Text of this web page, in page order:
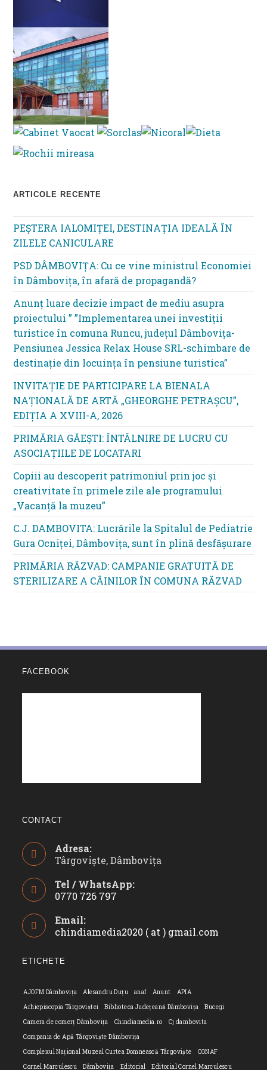
ARTICOLE RECENTE
PEȘTERA IALOMIȚEI, DESTINAȚIA IDEALĂ ÎN
ZILELE CANICULARE
PSD DÂMBOVIȚA: Cu ce vine ministrul Economiei
în Dâmbovița, în afară de propagandă?
Anunț luare decizie impact de mediu asupra
proiectului ” ”Implementarea unei investiții
turistice în comuna Runcu, județul Dâmbovița-
Pensiunea Jessica Relax House SRL-schimbare de
destinație din locuința în pensiune turistica”
INVITAȚIE DE PARTICIPARE LA BIENALA
NAȚIONALĂ DE ARTĂ „GHEORGHE PETRAȘCU”,
EDIŢIA A XVIII-A, 2026
PRIMĂRIA GĂEȘTI: ÎNTÂLNIRE DE LUCRU CU
ASOCIAȚIILE DE LOCATARI
Copiii au descoperit patrimoniul prin joc și
creativitate în primele zile ale programului
„Vacanță la muzeu”
C.J. DAMBOVITA: Lucrările la Spitalul de Pediatrie
Gura Ocniței, Dâmbovița, sunt în plină desfășurare
PRIMĂRIA RĂZVAD: CAMPANIE GRATUITĂ DE
STERILIZARE A CÂINILOR ÎN COMUNA RĂZVAD
FACEBOOK
CONTACT
Adresa:
Târgoviște, Dâmbovița
Tel / WhatsApp:
0770 726 797
in
your
Email:
chindiamedia2020 ( at ) gmail.com
ETICHETE
AJOFM Dâmbovița Alesandru Duțu anaf Anunt
APIA
Arhiepiscopia Târgoviștei
Biblioteca Județeană Dâmbovița
Bucegi
Camera de comerț Dâmbovița
Chindiamedia.ro
Cj dambovita
Compania de Apă Târgoviște Dâmbovița
Complexul Național Muzeal Curtea Domnească Târgoviște
CONAF
Cornel Marculescu
Dâmbovița Editorial Editorial Cornel Marculescu